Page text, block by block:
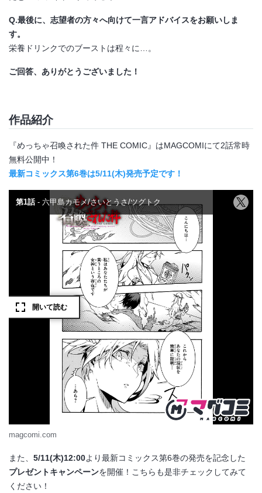
Q.最後に、志望者の方々へ向けて一言アドバイスをお願いしま
す。
栄養ドリンクでのブーストは程々に…。
ご回答、ありがとうございました！
作品紹介
『めっちゃ召喚された件 THE COMIC』はMAGCOMIにて2話常時
無料公開中！
最新コミックス第6巻は5/11(木)発売予定です！
magcomi.com
また、 5/11(木)12:00より最新コミックス第6巻の発売を記念した
プレゼントキャンペーンを開催！こちらも是非チェックしてみて
ください！